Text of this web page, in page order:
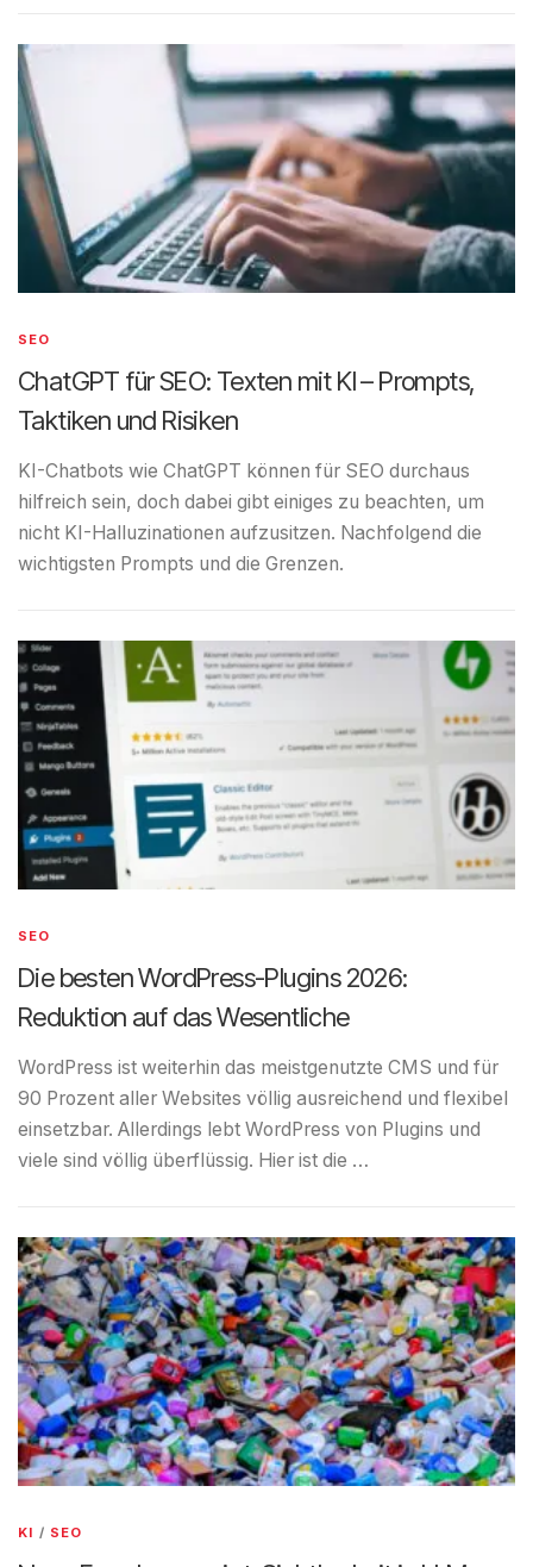
SEO
ChatGPT für SEO: Texten mit KI – Prompts,
Taktiken und Risiken
KI-Chatbots wie ChatGPT können für SEO durchaus
hilfreich sein, doch dabei gibt einiges zu beachten, um
nicht KI-Halluzinationen aufzusitzen. Nachfolgend die
wichtigsten Prompts und die Grenzen.
SEO
Die besten WordPress-Plugins 2026:
Reduktion auf das Wesentliche
WordPress ist weiterhin das meistgenutzte CMS und für
90 Prozent aller Websites völlig ausreichend und flexibel
einsetzbar. Allerdings lebt WordPress von Plugins und
viele sind völlig überflüssig. Hier ist die …
KI / SEO